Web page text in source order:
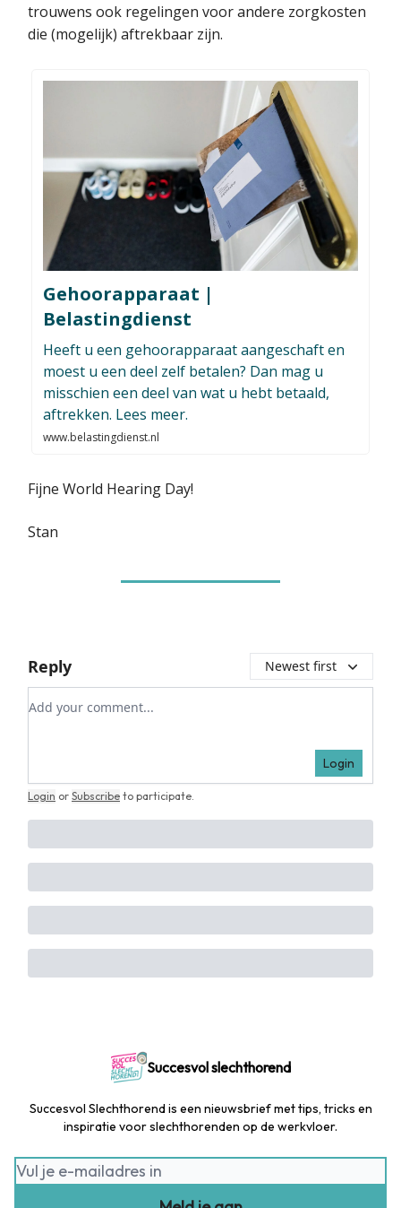
trouwens ook regelingen voor andere zorgkosten
die (mogelijk) aftrekbaar zijn.
Gehoorapparaat |
Belastingdienst
Heeft u een gehoorapparaat aangeschaft en
moest u een deel zelf betalen? Dan mag u
misschien een deel van wat u hebt betaald,
aftrekken. Lees meer.
www.belastingdienst.nl
Fijne World Hearing Day!
Stan
Reply Newest first
Add your comment
Login
Login or Subscribe to participate
Succesvol slechthorend
Succesvol Slechthorend is een nieuwsbrief met tips, tricks en
inspiratie voor slechthorenden op de werkvloer.